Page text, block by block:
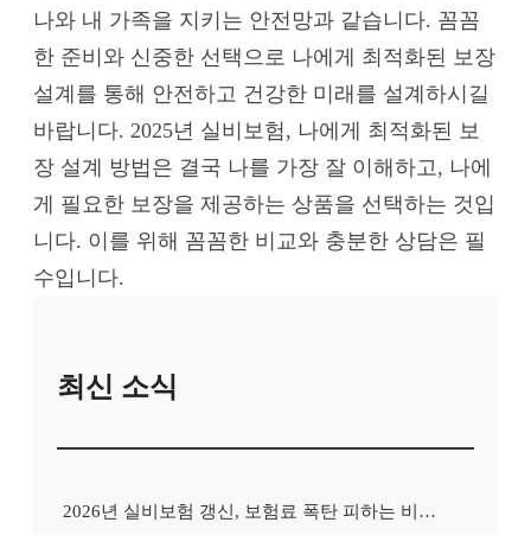
나와 내 가족을 지키는 안전망과 같습니다. 꼼꼼
한 준비와 신중한 선택으로 나에게 최적화된 보장
설계를 통해 안전하고 건강한 미래를 설계하시길
바랍니다. 2025년 실비보험, 나에게 최적화된 보
장 설계 방법은 결국 나를 가장 잘 이해하고, 나에
게 필요한 보장을 제공하는 상품을 선택하는 것입
니다. 이를 위해 꼼꼼한 비교와 충분한 상담은 필
수입니다.
최신 소식
2026년 실비보험 갱신, 보험료 폭탄 피하는 비교사이트의 비밀